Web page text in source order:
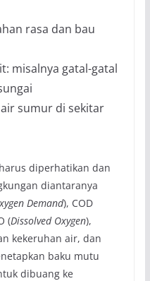
rasa dan bau
misalnya gatal-gatal
sumur di sekitar
diperhatikan dan
diantaranya
Demand), COD
(Dissolved Oxygen),
kekeruhan air, dan
baku mutu
dibuang ke